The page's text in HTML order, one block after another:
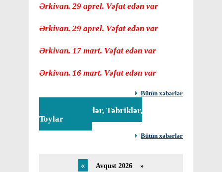
Ərkivan. 29 aprel. Vəfat edən var
Ərkivan. 29 aprel. Vəfat edən var
Ərkivan. 17 mart. Vəfat edən var
Ərkivan. 16 mart. Vəfat edən var
Bütün xəbərlər
Tədbirlər, Təbriklər,
Toylar
Bütün xəbərlər
« Avqust 2026 »